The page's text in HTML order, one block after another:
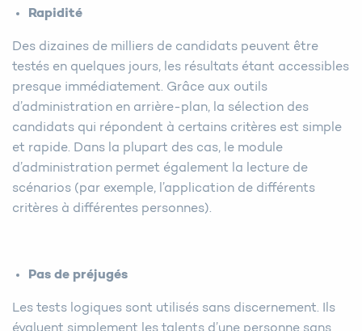
Rapidité
Des dizaines de milliers de candidats peuvent être
testés en quelques jours, les résultats étant accessibles
presque immédiatement. Grâce aux outils
d’administration en arrière-plan, la sélection des
candidats qui répondent à certains critères est simple
et rapide. Dans la plupart des cas, le module
d’administration permet également la lecture de
scénarios (par exemple, l’application de différents
critères à différentes personnes).
Pas de préjugés
Les tests logiques sont utilisés sans discernement. Ils